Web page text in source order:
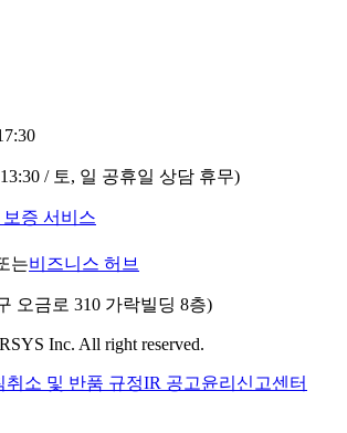
/ 토, 일 공휴일 상담 휴무)
보증 서비스
는비즈니스 허브
오금로 310 가락빌딩 8층)
Inc. All right reserved.
취소 및 반품 규정IR 공고윤리신고센터